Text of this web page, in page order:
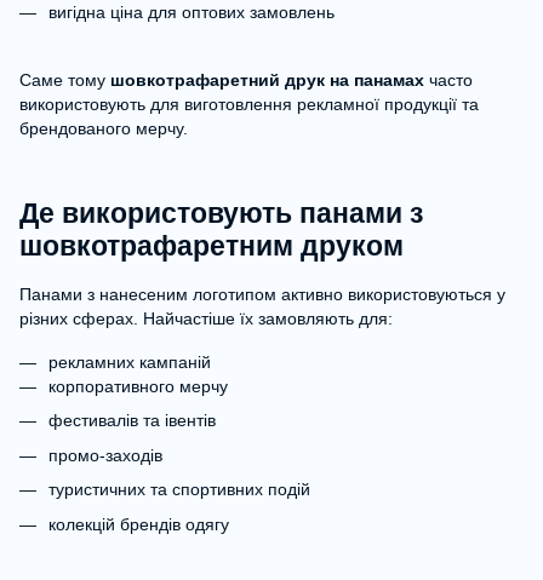
вигідна ціна для оптових замовлень
Саме тому шовкотрафаретний друк на панамах часто
використовують для виготовлення рекламної продукції та
брендованого мерчу.
Де використовують панами з
шовкотрафаретним друком
Панами з нанесеним логотипом активно використовуються у
різних сферах. Найчастіше їх замовляють для:
рекламних кампаній
корпоративного мерчу
фестивалів та івентів
промо-заходів
туристичних та спортивних подій
колекцій брендів одягу